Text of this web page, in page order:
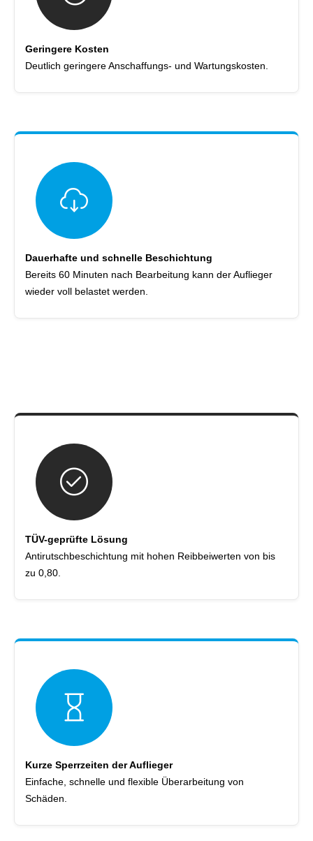
Geringere Kosten
Deutlich geringere Anschaffungs- und Wartungskosten.
Dauerhafte und schnelle Beschichtung
Bereits 60 Minuten nach Bearbeitung kann der Auflieger
wieder voll belastet werden.
TÜV-geprüfte Lösung
Antirutschbeschichtung mit hohen Reibbeiwerten von bis
zu 0,80.
Kurze Sperrzeiten der Auflieger
Einfache, schnelle und flexible Überarbeitung von
Schäden.